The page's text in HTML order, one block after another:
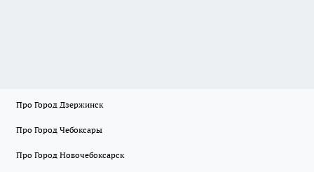
Про Город Дзержинск
Про Город Чебоксары
Про Город Новочебоксарск